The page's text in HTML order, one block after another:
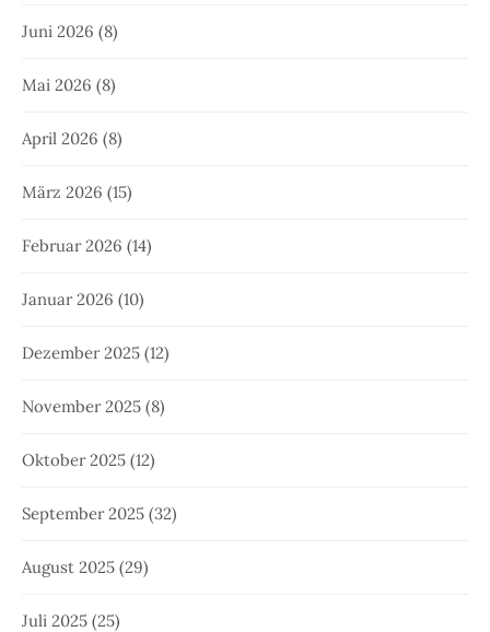
Juni 2026 (8)
Mai 2026 (8)
April 2026 (8)
März 2026 (15)
Februar 2026 (14)
Januar 2026 (10)
Dezember 2025 (12)
November 2025 (8)
Oktober 2025 (12)
September 2025 (32)
August 2025 (29)
Juli 2025 (25)